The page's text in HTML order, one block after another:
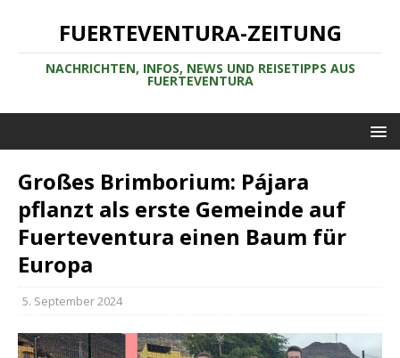
FUERTEVENTURA-ZEITUNG
NACHRICHTEN, INFOS, NEWS UND REISETIPPS AUS
FUERTEVENTURA
Großes Brimborium: Pájara
pflanzt als erste Gemeinde auf
Fuerteventura einen Baum für
Europa
5. September 2024